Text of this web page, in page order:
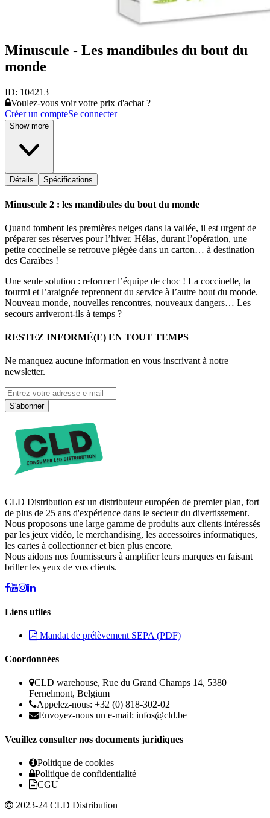
Minuscule - Les mandibules du bout du
monde
ID: 104213
Voulez-vous voir votre prix d'achat ?
Créer un compteSe connecter
Show more
Détails Spécifications
Minuscule 2 : les mandibules du bout du monde
Quand tombent les premières neiges dans la vallée, il est urgent de
préparer ses réserves pour l’hiver. Hélas, durant l’opération, une
petite coccinelle se retrouve piégée dans un carton… à destination
des Caraïbes !
Une seule solution : reformer l’équipe de choc ! La coccinelle, la
fourmi et l’araignée reprennent du service à l’autre bout du monde.
Nouveau monde, nouvelles rencontres, nouveaux dangers… Les
secours arriveront-ils à temps ?
RESTEZ INFORMÉ(E) EN TOUT TEMPS
Ne manquez aucune information en vous inscrivant à notre
newsletter.
S'abonner
CLD Distribution est un distributeur européen de premier plan, fort
de plus de 25 ans d'expérience dans le secteur du divertissement.
Nous proposons une large gamme de produits aux clients intéressés
par les jeux vidéo, le merchandising, les accessoires informatiques,
les cartes à collectionner et bien plus encore.
Nous aidons nos fournisseurs à amplifier leurs marques en faisant
briller les yeux de vos clients.
Liens utiles
Mandat de prélèvement SEPA (PDF)
Coordonnées
CLD warehouse, Rue du Grand Champs 14, 5380
Fernelmont, Belgium
Appelez-nous: +32 (0) 818-302-02
Envoyez-nous un e-mail: infos@cld.be
Veuillez consulter nos documents juridiques
Politique de cookies
Politique de confidentialité
CGU
2023-24 CLD Distribution